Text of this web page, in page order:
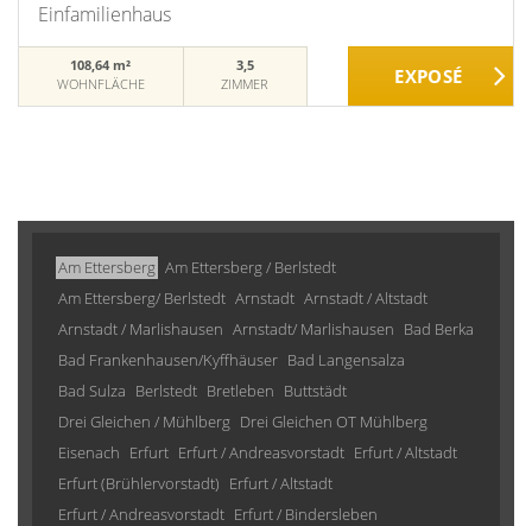
Einfamilienhaus
108,64 m²
WOHNFLÄCHE
3,5
ZIMMER
Am Ettersberg Am Ettersberg / Berlstedt
Am Ettersberg/ Berlstedt Arnstadt Arnstadt / Altstadt
Arnstadt / Marlishausen Arnstadt/ Marlishausen Bad Berka
Bad Frankenhausen/Kyffhäuser Bad Langensalza
Bad Sulza Berlstedt Bretleben Buttstädt
Drei Gleichen / Mühlberg Drei Gleichen OT Mühlberg
Eisenach Erfurt Erfurt / Andreasvorstadt Erfurt / Altstadt
Erfurt (Brühlervorstadt) Erfurt / Altstadt
Erfurt / Andreasvorstadt Erfurt / Bindersleben